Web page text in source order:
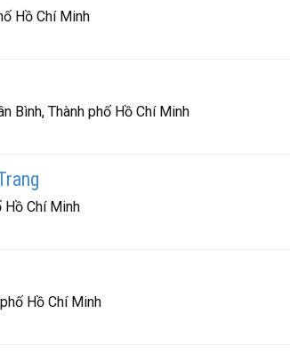
Hồ Chí Minh
Bình, Thành phố Hồ Chí Minh
Hồ Chí Minh
Hồ Chí Minh